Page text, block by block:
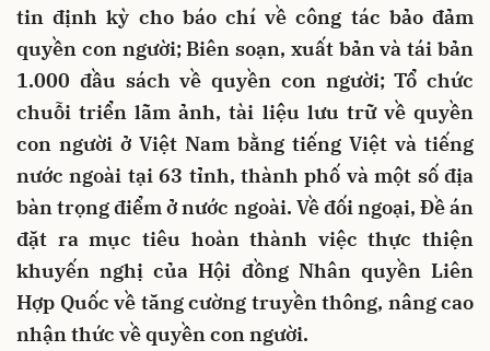
tin định kỳ cho báo chí về công tác bảo đảm
quyền con người; Biên soạn, xuất bản và tái bản
1.000 đầu sách về quyền con người; Tổ chức
chuỗi triển lãm ảnh, tài liệu lưu trữ về quyền
con người ở Việt Nam bằng tiếng Việt và tiếng
nước ngoài tại 63 tỉnh, thành phố và một số địa
bàn trọng điểm ở nước ngoài. Về đối ngoại, Đề án
đặt ra mục tiêu hoàn thành việc thực thiện
khuyến nghị của Hội đồng Nhân quyền Liên
Hợp Quốc về tăng cường truyền thông, nâng cao
nhận thức về quyền con người.